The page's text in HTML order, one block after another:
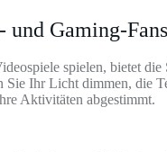
und Gaming-Fans
spielen, bietet
Ihr Licht dimmen, die
Aktivitäten abgestimmt.